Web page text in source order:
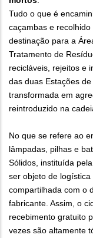
Tudo o que é
caçambas e
destinação para a
Tratamento de
recicláveis, rejeitos e
das duas Estações
transformada em
reintroduzido na
No que se refere ao
lâmpadas, pilhas e
Sólidos, instituída
ser objeto de
compartilhada com o
fabricante. Assim, o
recebimento gratuito
vezes são altamente